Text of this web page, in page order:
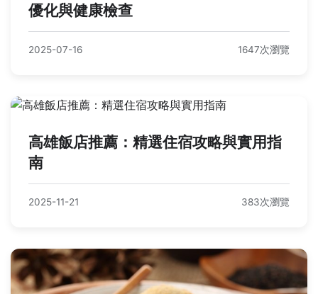
優化與健康檢查
2025-07-16 1647次瀏覽
高雄飯店推薦：精選住宿攻略與實用指
南
2025-11-21 383次瀏覽